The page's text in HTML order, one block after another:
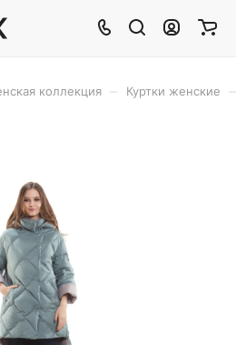
коллекция Куртки женские